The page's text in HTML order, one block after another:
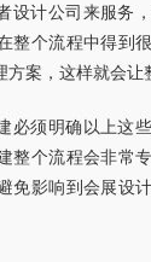
设计公司来服务
整个流程中得到
案，这样就会让
必须明确以上这
整个流程会非常
免影响到会展设